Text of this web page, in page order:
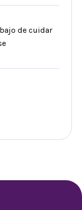
de cuidar